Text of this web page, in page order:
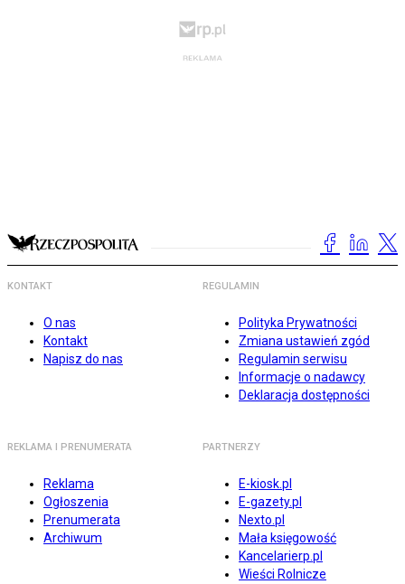
KONTAKT
O nas
Kontakt
Napisz do nas
REGULAMIN
Polityka Prywatności
Zmiana ustawień zgód
Regulamin serwisu
Informacje o nadawcy
Deklaracja dostępności
REKLAMA I PRENUMERATA
Reklama
Ogłoszenia
Prenumerata
Archiwum
PARTNERZY
E-kiosk.pl
E-gazety.pl
Nexto.pl
Mała księgowość
Kancelarierp.pl
Wieści Rolnicze